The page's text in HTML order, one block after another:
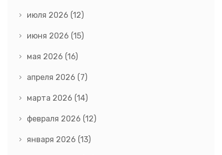
июля 2026 (12)
июня 2026 (15)
мая 2026 (16)
апреля 2026 (7)
марта 2026 (14)
февраля 2026 (12)
января 2026 (13)